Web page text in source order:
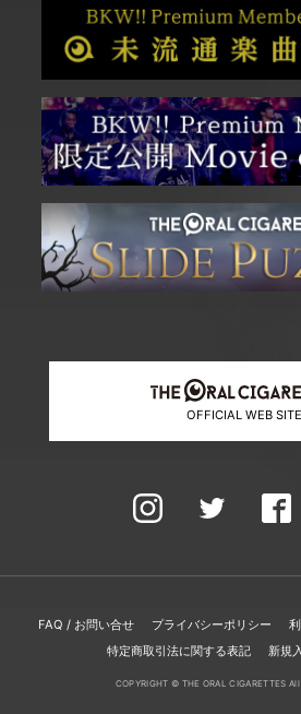
OFFICIAL WEB SITE
FAQ / お問い合せ プライバシーポリシー
特定商取引法に関する表記
新規
COPYRIGHT © THE ORAL CIGARETTES